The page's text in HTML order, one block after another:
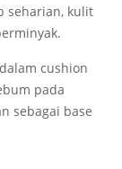
seharian, kulit
cushion
pada
sebagai base